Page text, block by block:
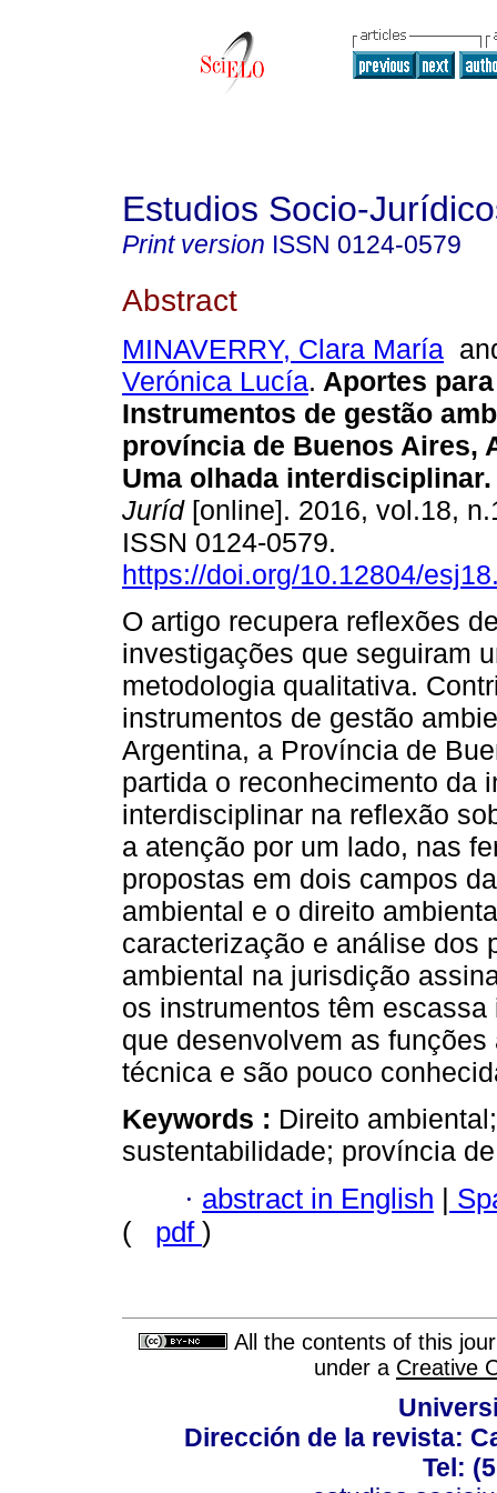
Estudios Socio-
Print version ISSN 0124-0579
Abstract
MINAVERRY, Clara María
Verónica Lucía. Aportes
Instrumentos de gestão
província de Buenos Aires,
Uma olhada interdisciplinar.
Juríd[online]. 2016, vol.18,
ISSN 0124-0579.
https://doi.org/10.12804/
O artigo recupera reflexões
investigações que seguiram
metodologia qualitativa.
instrumentos de gestão
Argentina, a Província de
partida o reconhecimento da
interdisciplinar na reflexão
a atenção por um lado, nas
propostas em dois campos
ambiental e o direito
caracterização e análise dos
ambiental na jurisdição
os instrumentos têm
que desenvolvem as
técnica e são pouco
Keywords : Direito
sustentabilidade; província
· abstract in English |
(
pdf )
All the contents of this
under a Creative
Dirección de la revista:
Tel: